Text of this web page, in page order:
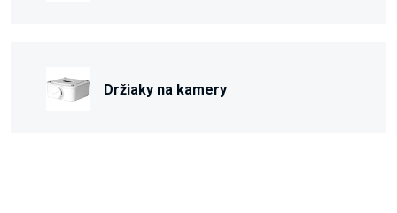
Držiaky na kamery